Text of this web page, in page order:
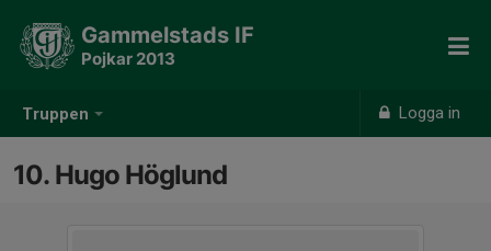
Truppen Logga in
Gammelstads IF
Pojkar 2013
10. Hugo Höglund